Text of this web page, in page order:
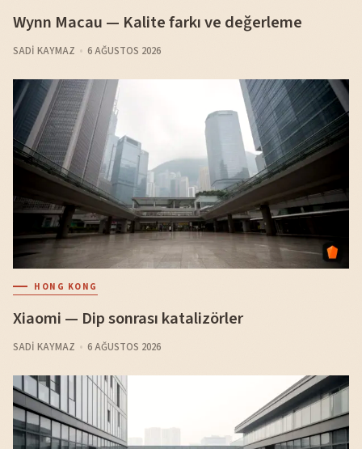
Wynn Macau — Kalite farkı ve değerleme
SADI KAYMAZ 6 AĞUSTOS 2026
HONG KONG
Xiaomi — Dip sonrası katalizörler
SADI KAYMAZ 6 AĞUSTOS 2026